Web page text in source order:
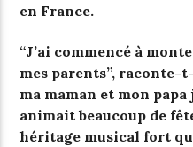
en France.
“J’ai commencé à
mes parents”, raconte-
ma maman et mon
animait beaucoup de
héritage musical fort